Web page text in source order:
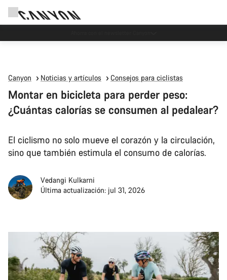
Canyon Noticias y artículos Consejos para ciclistas
Montar en bicicleta para perder peso:
¿Cuántas calorías se consumen al pedalear?
El ciclismo no solo mueve el corazón y la circulación,
sino que también estimula el consumo de calorías.
Vedangi Kulkarni
Última actualización: jul 31, 2026